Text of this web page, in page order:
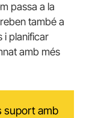
passa a la
també a
i planificar
amb més
suport amb